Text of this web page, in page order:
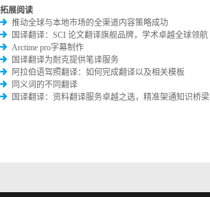
拓展阅读
推动全球与本地市场的全渠道内容策略成功
国译翻译：SCI 论文翻译旗舰品牌，学术卓越全球领航
Arctime pro字幕制作
国译翻译为耐克提供笔译服务
阿拉伯语驾照翻译：如何完成翻译以及相关模板
同义词的不同翻译
国译翻译：资料翻译服务卓越之选，精准架通知识桥梁